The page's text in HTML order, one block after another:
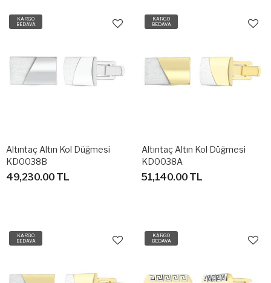
KARGO
BEDAVA
Altıntaç Altın Kol Düğmesi
KD0038B
49,230.00 TL
KARGO
BEDAVA
Altıntaç Altın Kol Düğmesi
KD0038A
51,140.00 TL
KARGO
BEDAVA
KARGO
BEDAVA